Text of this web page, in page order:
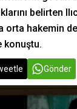
belirten
orta hakemin
konuştu.
Gönder